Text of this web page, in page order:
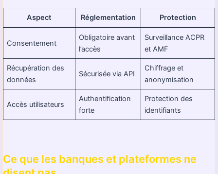
Aspect Réglementation Protection
Consentement
Obligatoire avant
l’accès
Surveillance ACPR
et AMF
Récupération des
données
Sécurisée via API
Chiffrage et
anonymisation
Accès utilisateurs
Authentification
forte
Protection des
identifiants
Ce que les banques et plateformes ne